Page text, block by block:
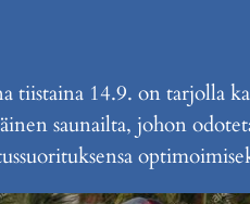
tiistaina 14.9. on tarjolla
saunailta, johon